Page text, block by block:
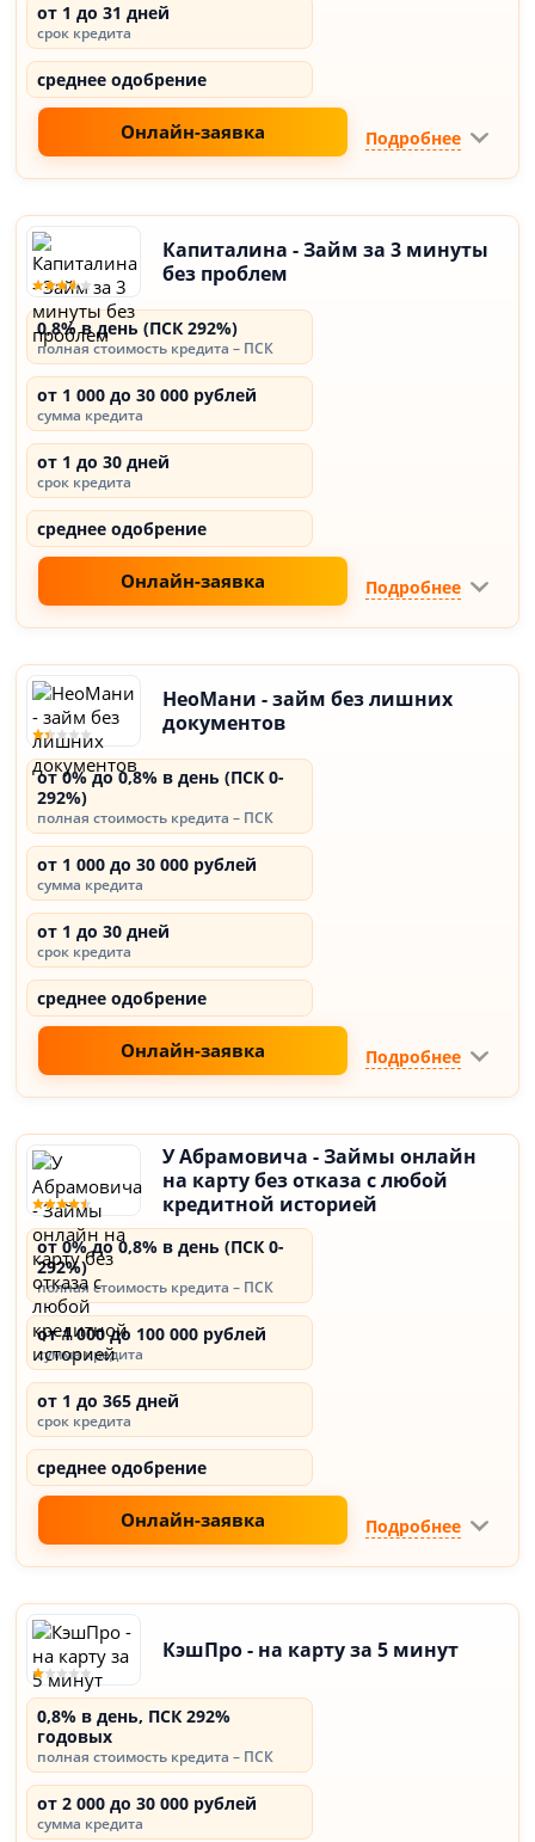
от 1 до 31 дней
срок кредита
среднее одобрение
Онлайн-заявка Подробнее
Капиталина - Займ за 3 минуты
без проблем
0,8% в день (ПСК 292%)
полная стоимость кредита – ПСК
от 1 000 до 30 000 рублей
сумма кредита
от 1 до 30 дней
срок кредита
среднее одобрение
Онлайн-заявка Подробнее
НеоМани - займ без лишних
документов
от 0% до 0,8% в день (ПСК 0-
292%)
полная стоимость кредита – ПСК
от 1 000 до 30 000 рублей
сумма кредита
от 1 до 30 дней
срок кредита
среднее одобрение
Онлайн-заявка Подробнее
У Абрамовича - Займы онлайн
на карту без отказа с любой
кредитной историей
от 0% до 0,8% в день (ПСК 0-
292%)
полная стоимость кредита – ПСК
от 1 000 до 100 000 рублей
сумма кредита
от 1 до 365 дней
срок кредита
среднее одобрение
Онлайн-заявка Подробнее
КэшПро - на карту за 5 минут
0,8% в день, ПСК 292%
годовых
полная стоимость кредита – ПСК
от 2 000 до 30 000 рублей
сумма кредита